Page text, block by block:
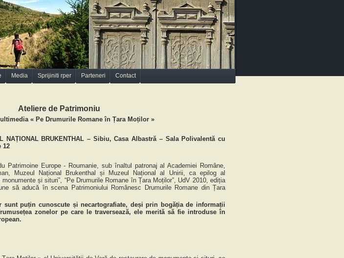
Media Sprijiniti rper Parteneri Contact
Ateliere de Patrimoniu
« Pe Drumurile Romane în Țara Moților »
NAȚIONAL BRUKENTHAL – Sibiu, Casa Albastră – Sala Polivalentă cu
12
Patrimoine Europe - Roumanie, sub înaltul patronaj al Academiei Române,
Muzeul Național Brukenthal și Muzeul Național al Unirii, ca epilog al
și situri”, “Pe Drumurile Romane în Țara Moților”, UdV 2010, ediția
să aducă în scena Patrimoniului Românesc Drumurile Romane din Țara
sunt puțin cunoscute și necartografiate, deși prin bogăția de informații
zonelor pe care le traversează, ele merită să fie introduse în